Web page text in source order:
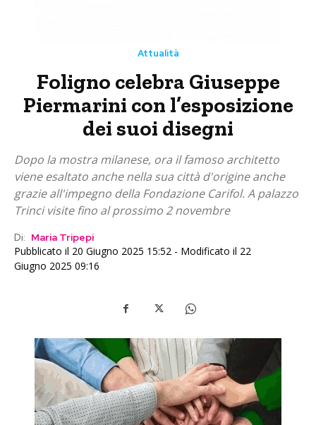
Attualità
Foligno celebra Giuseppe
Piermarini con l’esposizione
dei suoi disegni
Dopo la mostra milanese, ora il famoso architetto
viene esaltato anche nella sua città d'origine anche
grazie all'impegno della Fondazione Carifol. A palazzo
Trinci visite fino al prossimo 2 novembre
Di: Maria Tripepi
Pubblicato il 20 Giugno 2025 15:52 - Modificato il 22
Giugno 2025 09:16